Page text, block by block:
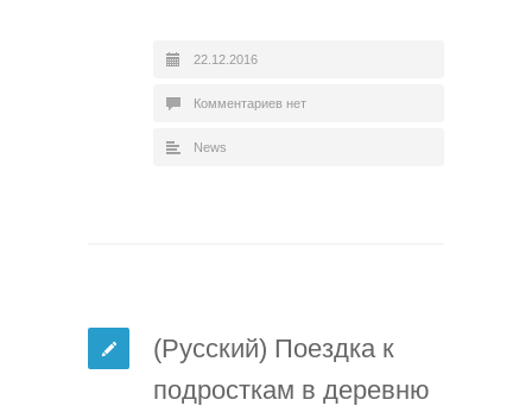
22.12.2016
Комментариев нет
News
(Русский) Поездка к
подросткам в деревню